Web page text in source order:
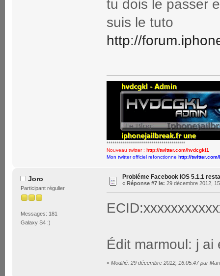
tu dois le passer
suis le tuto
http://
****************************************
Nouveau twitter : http://twitter.com/hvdcgkl1
Mon twitter officiel refonctionne http://
Joro
Participant régulier
Messages: 181
Galaxy S4 :)
Probléme Facebook IOS 5.1.1
« Réponse #7 le: 29 décembre 2012,
Édit marmoul: j
« Modifié: 29 décembre 2012, 16:05:47 par